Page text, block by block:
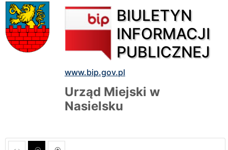
BIULETYN
INFORMACJI
PUBLICZNEJ
www.bip.gov.pl
Urząd Miejski w
Nasielsku